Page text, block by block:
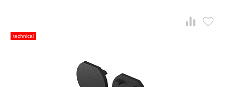
technical